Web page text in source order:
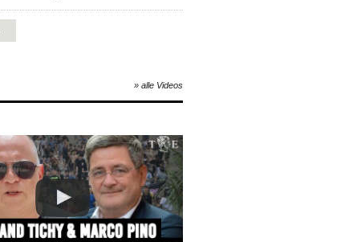
» alle Videos